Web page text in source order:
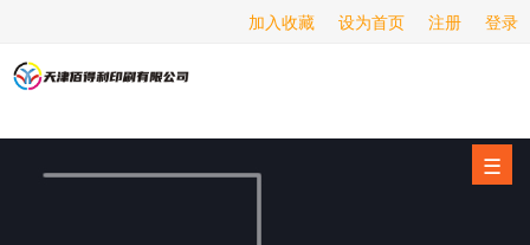
登录
注册
设为首页
加入收藏
☰
海报印刷
服务项目